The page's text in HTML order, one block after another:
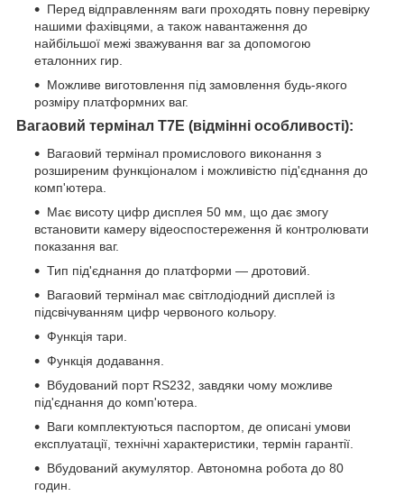
Перед відправленням ваги проходять повну перевірку
нашими фахівцями, а також навантаження до
найбільшої межі зважування ваг за допомогою
еталонних гир.
Можливе виготовлення під замовлення будь-якого
розміру платформних ваг.
Вагаовий термінал T7E (відмінні особливості):
Вагаовий термінал промислового виконання з
розширеним функціоналом і можливістю під'єднання до
комп'ютера.
Має висоту цифр дисплея 50 мм, що дає змогу
встановити камеру відеоспостереження й контролювати
показання ваг.
Тип під'єднання до платформи — дротовий.
Вагаовий термінал має світлодіодний дисплей із
підсвічуванням цифр червоного кольору.
Функція тари.
Функція додавання.
Вбудований порт RS232, завдяки чому можливе
під'єднання до комп'ютера.
Ваги комплектуються паспортом, де описані умови
експлуатації, технічні характеристики, термін гарантії.
Вбудований акумулятор. Автономна робота до 80
годин.